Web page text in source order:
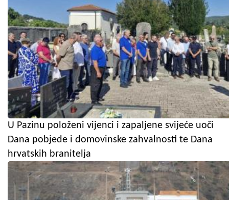
U Pazinu položeni vijenci i zapaljene svijeće uoči
Dana pobjede i domovinske zahvalnosti te Dana
hrvatskih branitelja